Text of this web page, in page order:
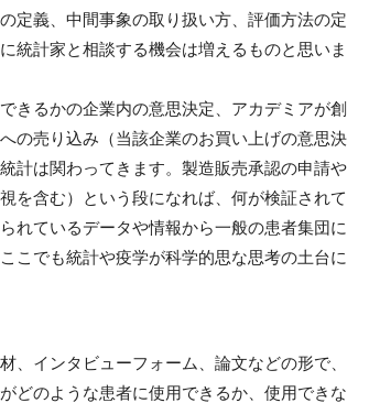
定義、中間事象の取り扱い方、評価方法の定
統計家と相談する機会は増えるものと思いま
きるかの企業内の意思決定、アカデミアが創
の売り込み（当該企業のお買い上げの意思決
計は関わってきます。製造販売承認の申請や
を含む）という段になれば、何が検証されて
れているデータや情報から一般の患者集団に
こでも統計や疫学が科学的思な思考の土台に
、インタビューフォーム、論文などの形で、
どのような患者に使用できるか、使用できな